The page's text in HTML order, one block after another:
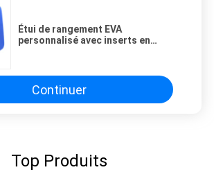
Étui de rangement EVA
personnalisé avec inserts en
outils, l'électronique et les
accessoires
Continuer
Top Produits